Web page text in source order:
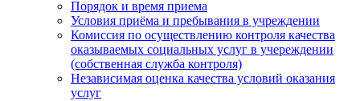
Порядок и время приема
Условия приёма и пребывания в учреждении
Комиссия по осуществлению контроля качества
оказываемых социальных услуг в учереждении
(собственная служба контроля)
Независимая оценка качества условий оказания
услуг